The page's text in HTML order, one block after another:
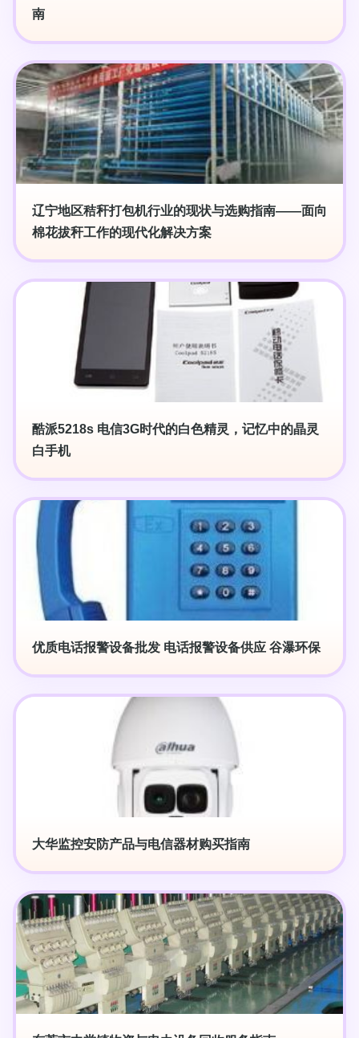
南
辽宁地区秸秆打包机行业的现状与选购指南——面向
棉花拔秆工作的现代化解决方案
酷派5218s 电信3G时代的白色精灵，记忆中的晶灵
白手机
优质电话报警设备批发 电话报警设备供应 谷瀑环保
大华监控安防产品与电信器材购买指南